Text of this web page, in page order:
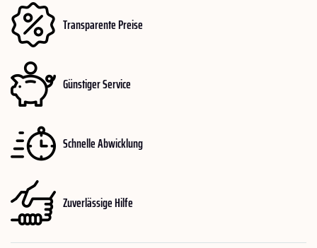
Transparente Preise
Günstiger Service
Schnelle Abwicklung
Zuverlässige Hilfe